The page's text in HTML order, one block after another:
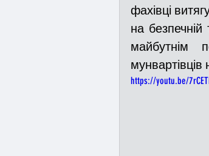
Війна
фахівці
на безпечній
майбутнім
https://youtu.be/